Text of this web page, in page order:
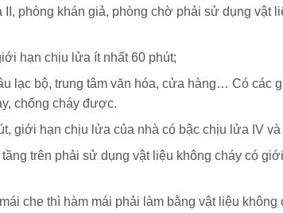
phòng khán giả, phòng chờ phải sử dụng vật
hạn chịu lửa ít nhất 60 phút;
lạc bộ, trung tâm văn hóa, cửa hàng… Có các
chống cháy được.
giới hạn chịu lửa của nhà có bậc chịu lửa IV và
trên phải sử dụng vật liệu không cháy có
che thì hàm mái phải làm bằng vật liệu